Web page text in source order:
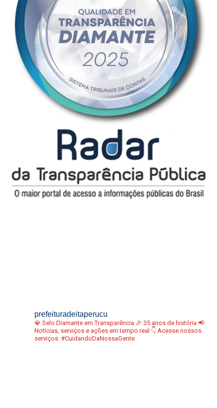
prefeituradeitaperucu
💎 Selo Diamante em Transparência 🎉 35 anos de história 📢
Notícias, serviços e ações em tempo real 👇 Acesse nossos
serviços: #CuidandoDaNossaGente